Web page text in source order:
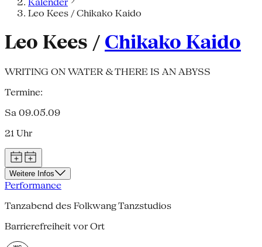
Leo Kees / Chikako Kaido
Leo Kees / Chikako Kaido
WRITING ON WATER & THERE IS AN ABYSS
Termine:
Sa 09.05.09
21 Uhr
Weitere Infos
Performance
Tanzabend des Folkwang Tanzstudios
Barrierefreiheit vor Ort